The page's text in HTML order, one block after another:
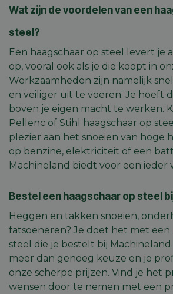
Wat zijn de voordelen van een
steel?
Een haagschaar op steel levert je
op, vooral ook als je die koopt in
Werkzaamheden zijn namelijk
en veiliger uit te voeren. Je hoeft
boven je eigen macht te werken.
Pellenc of Stihl haagschaar op steel
plezier aan het snoeien van hoge
op benzine, elektriciteit of een
Machineland biedt voor een ieder
Bestel een haagschaar op steel
Heggen en takken snoeien,
fatsoeneren? Je doet het met een
steel die je bestelt bij
meer dan genoeg keuze en je
onze scherpe prijzen. Vind je het
wensen door te nemen met een